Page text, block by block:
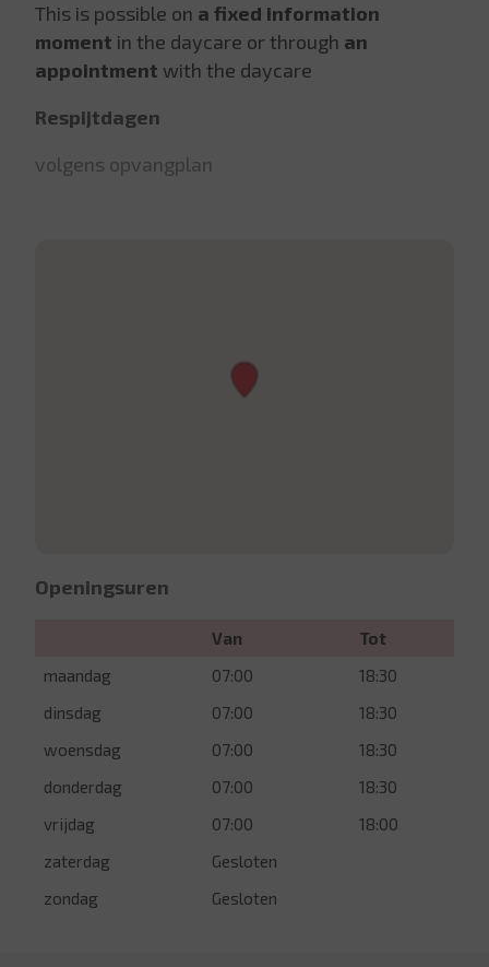
This is possible on a fixed information
moment in the daycare or through an
appointment with the daycare
Respijtdagen
volgens opvangplan
Openingsuren
Van
Tot
maandag
07:00
18:30
dinsdag
07:00
18:30
woensdag
07:00
18:30
donderdag
07:00
18:30
vrijdag
07:00
18:00
zaterdag
Gesloten
zondag
Gesloten